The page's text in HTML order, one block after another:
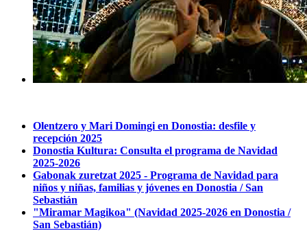
Olentzero y Mari Domingi en Donostia: desfile y
recepción 2025
Donostia Kultura: Consulta el programa de Navidad
2025-2026
Gabonak zuretzat 2025 - Programa de Navidad para
niños y niñas, familias y jóvenes en Donostia / San
Sebastián
"Miramar Magikoa" (Navidad 2025-2026 en Donostia /
San Sebastián)